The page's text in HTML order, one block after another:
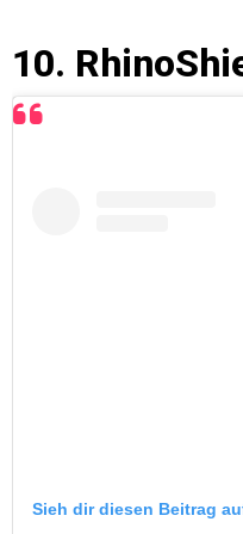
10.
Sieh dir diesen Beitrag